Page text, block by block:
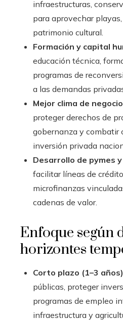
infraestructuras,
para aprovechar
patrimonio cultural.
Formación y capital
educación técnica,
programas de
a las demandas
Mejor clima de
proteger derechos de
gobernanza y combatir
inversión privada
Desarrollo de pymes
facilitar líneas de
microfinanzas
cadenas de valor.
Enfoque según
horizontes
Corto plazo (1–3
públicas, proteger
programas de empleo
infraestructura y